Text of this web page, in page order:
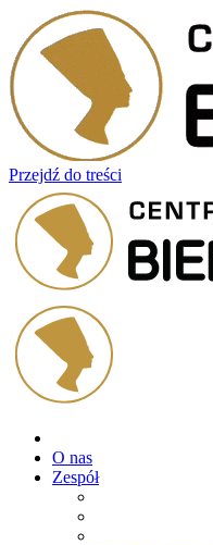
Przejdź do treści
O nas
Zespół